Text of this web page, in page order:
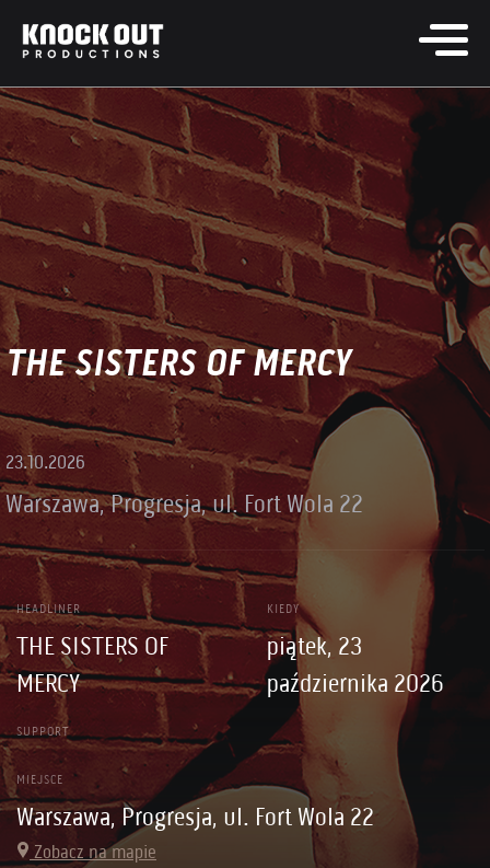
THE SISTERS OF MERCY
23.10.2026
Warszawa, Progresja, ul. Fort Wola 22
HEADLINER
THE SISTERS OF
MERCY
KIEDY
piątek, 23
października 2026
SUPPORT
MIEJSCE
Warszawa, Progresja, ul. Fort Wola 22
Zobacz na mapie